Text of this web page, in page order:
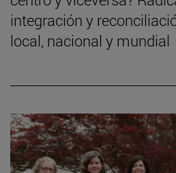
integración y
local, nacional y mundial